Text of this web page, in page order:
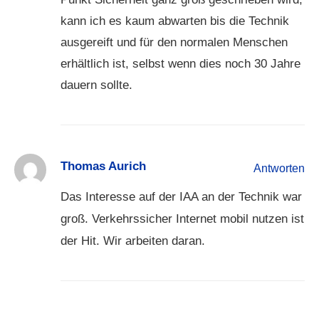
kann ich es kaum abwarten bis die Technik
ausgereift und für den normalen Menschen
erhältlich ist, selbst wenn dies noch 30 Jahre
dauern sollte.
Thomas Aurich Antworten
Das Interesse auf der IAA an der Technik war
groß. Verkehrssicher Internet mobil nutzen ist
der Hit. Wir arbeiten daran.